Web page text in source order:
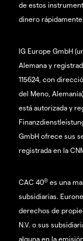
de estos
dinero rápidamente.
IG Europe GmbH
Alemana y
115624, con
del Meno,
está autorizada y
GmbH ofrece sus
registrada en la
CAC 40® es una
subsidiarias.
derechos de
N.V. o sus
alguna en la